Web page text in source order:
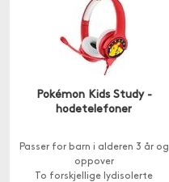
Pokémon Kids Study -
hodetelefoner
Passer for barn i alderen 3 år og
oppover
To forskjellige lydisolerte